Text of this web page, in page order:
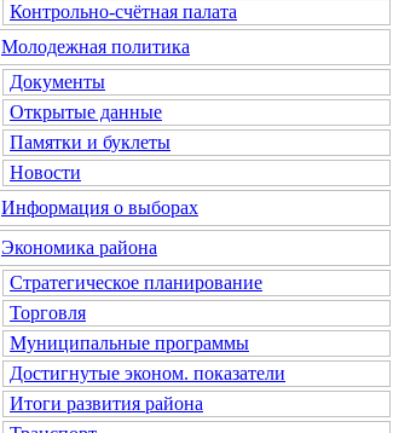
Контрольно-счётная палата
Молодежная политика
Документы
Открытые данные
Памятки и буклеты
Новости
Информация о выборах
Экономика района
Стратегическое планирование
Торговля
Муниципальные программы
Достигнутые эконом. показатели
Итоги развития района